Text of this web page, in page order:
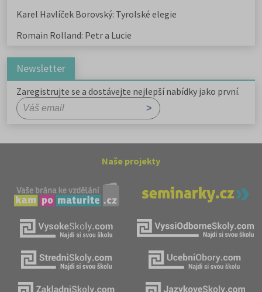
Karel Havlíček Borovský: Tyrolské elegie
Romain Rolland: Petr a Lucie
Newsletter
Zaregistrujte se a dostávejte nejlepší nabídky jako první.
Naše projekty